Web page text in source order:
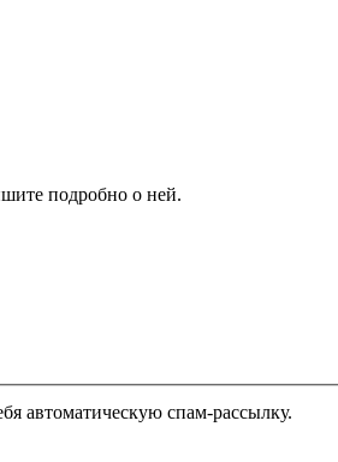
подробно о ней.
автоматическую спам-рассылку.